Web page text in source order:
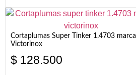
Cortaplumas Super Tinker 1.4703 marca
Victorinox
$ 128.500